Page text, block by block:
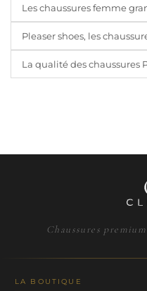
Les chaussures femme
Pleaser shoes, les
La qualité des chaussures
Chaussures
LA BOUTIQUE